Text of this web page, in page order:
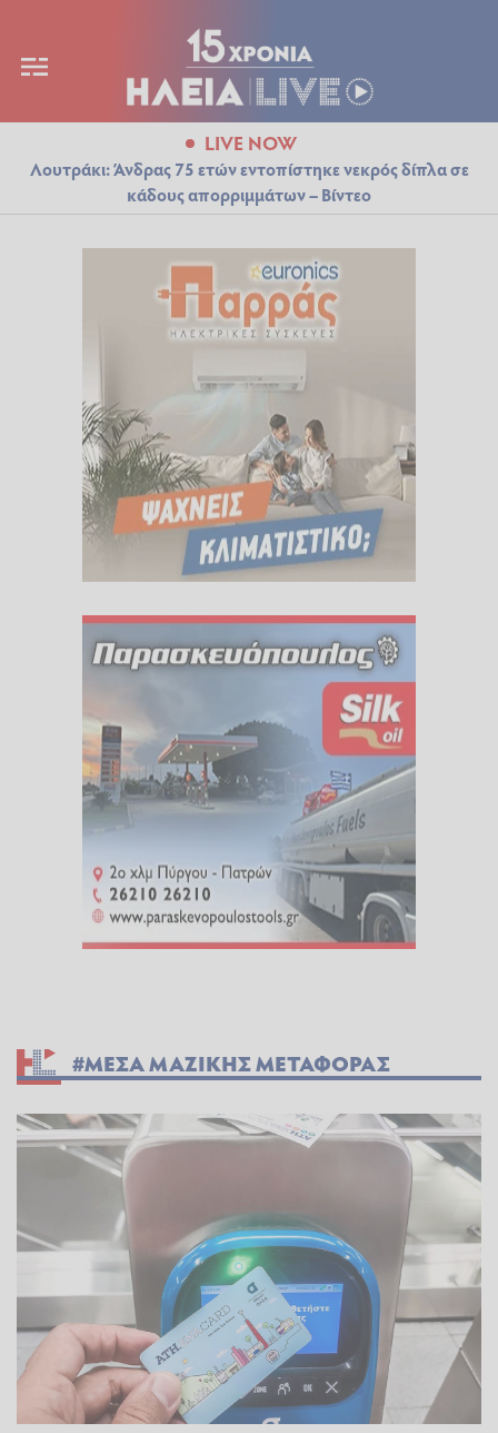
LIVE NOW
Λουτράκι: Άνδρας 75 ετών εντοπίστηκε νεκρός δίπλα σε
κάδους απορριμμάτων – Βίντεο
#ΜΕΣΑ ΜΑΖΙΚΗΣ ΜΕΤΑΦΟΡΑΣ